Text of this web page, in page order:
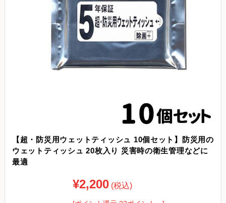
【超・防災用ウェットティッシュ 10個セット】防災用の
ウェットティッシュ 20枚入り 災害時の衛生管理などに
最適
¥2,200 (税込)